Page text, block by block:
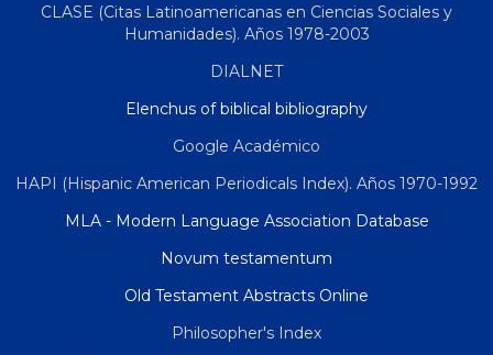
CLASE (Citas Latinoamericanas en Ciencias Sociales y
Humanidades). Años 1978-2003
DIALNET
Elenchus of biblical bibliography
Google Académico
HAPI (Hispanic American Periodicals Index). Años 1970-1992
MLA - Modern Language Association Database
Novum testamentum
Old Testament Abstracts Online
Philosopher's Index